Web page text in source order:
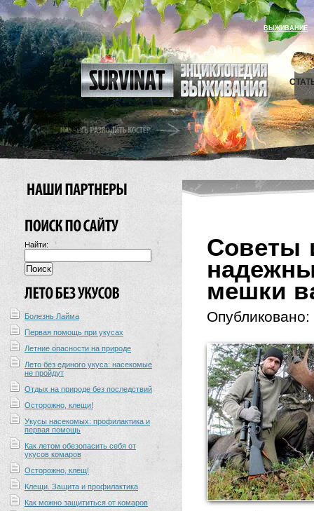
ВЫЖИВАНИЕ
Найти:
Болезнь Лайма
Первая помощь при укусах
Летние опасности на природе
Лето без единого укуса: насекомые
не пройдут
Отдых на природе без последствий
Осторожно, клещи!
Укусы насекомых: профилактика и
первая помощь
Как летом обезопасить себя от
укусов комаров
Осторожно, клещ!
Клещи. Защита и профилактика
Как можно защититься от комаров
Советы
мешки
Опубликовано: